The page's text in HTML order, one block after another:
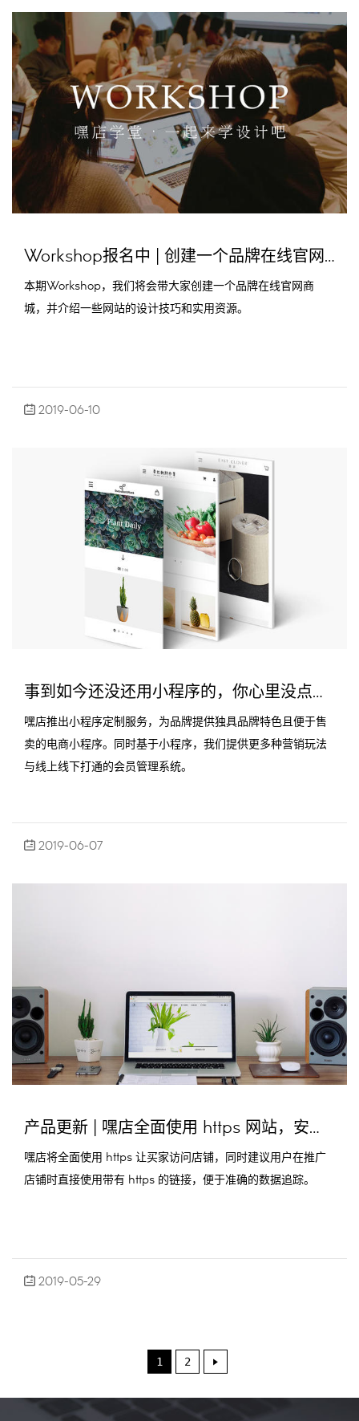
Workshop报名中 | 创建一个品牌在线官网商城
本期Workshop，我们将会带大家创建一个品牌在线官网商
城，并介绍一些网站的设计技巧和实用资源。
2019-06-10
事到如今还没还用小程序的，你心里没点数吗？
嘿店推出小程序定制服务，为品牌提供独具品牌特色且便于售
卖的电商小程序。同时基于小程序，我们提供更多种营销玩法
与线上线下打通的会员管理系统。
2019-06-07
产品更新 | 嘿店全面使用 https 网站，安全、准确、提高 SEO 收录率！
嘿店将全面使用 https 让买家访问店铺，同时建议用户在推广
店铺时直接使用带有 https 的链接，便于准确的数据追踪。
2019-05-29
1 2